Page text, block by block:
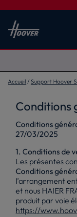
Accueil Support Hoover
Conditions
Conditions
27/03/2025
1. Conditions de
Les présentes
Conditions
l’arrangement
et nous HAIER
produit par voie
https://